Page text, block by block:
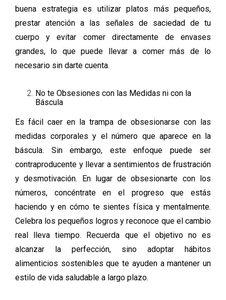
buena estrategia es utilizar platos más pequeños,
prestar atención a las señales de saciedad de tu
cuerpo y evitar comer directamente de envases
grandes, lo que puede llevar a comer más de lo
necesario sin darte cuenta.
No te Obsesiones con las Medidas ni con la
Báscula
Es fácil caer en la trampa de obsesionarse con las
medidas corporales y el número que aparece en la
báscula. Sin embargo, este enfoque puede ser
contraproducente y llevar a sentimientos de frustración
y desmotivación. En lugar de obsesionarte con los
números, concéntrate en el progreso que estás
haciendo y en cómo te sientes física y mentalmente.
Celebra los pequeños logros y reconoce que el cambio
real lleva tiempo. Recuerda que el objetivo no es
alcanzar la perfección, sino adoptar hábitos
alimenticios sostenibles que te ayuden a mantener un
estilo de vida saludable a largo plazo.